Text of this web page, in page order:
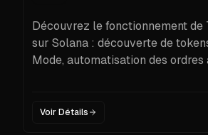
Découvrez le fonctionnement de
sur Solana : découverte de
Mode, automatisation des ordres
simples pour commencer.
Voir Détails